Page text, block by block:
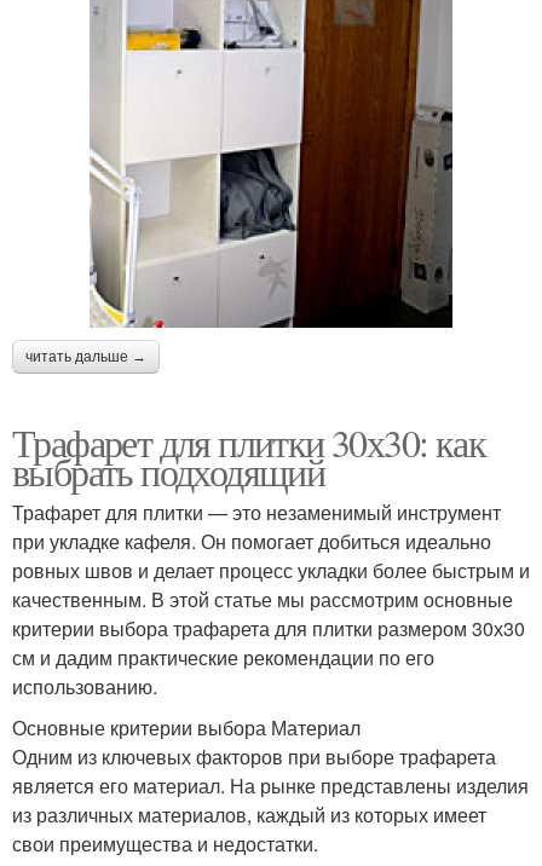
читать дальше →
Трафарет для плитки 30х30: как
выбрать подходящий
Трафарет для плитки — это незаменимый инструмент
при укладке кафеля. Он помогает добиться идеально
ровных швов и делает процесс укладки более быстрым и
качественным. В этой статье мы рассмотрим основные
критерии выбора трафарета для плитки размером 30х30
см и дадим практические рекомендации по его
использованию.
Основные критерии выбора Материал
Одним из ключевых факторов при выборе трафарета
является его материал. На рынке представлены изделия
из различных материалов, каждый из которых имеет
свои преимущества и недостатки.